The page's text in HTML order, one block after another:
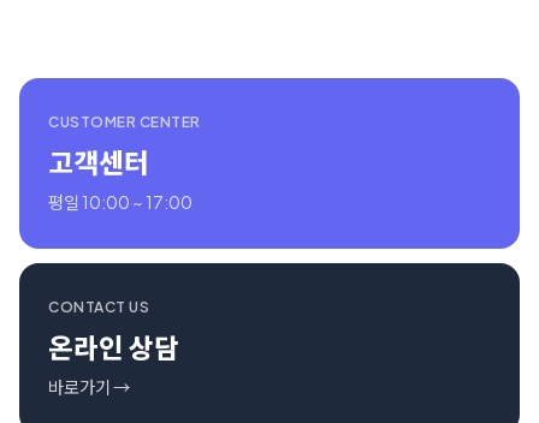
CUSTOMER CENTER
고객센터
평일 10:00 ~ 17:00
CONTACT US
온라인 상담
바로가기 →